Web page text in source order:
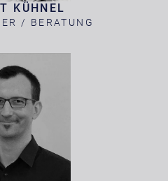
KÜHNEL
/ BERATUNG